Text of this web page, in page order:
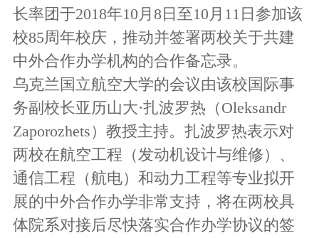
长率团于2018年10 月 8 日至10 月 11 日参加该
校85周年校庆，推动并签署两校关于共建
中外合作办学机构的合作备忘录。
乌克兰国立航空大学的会议由该校国际事
务副校长亚历山大·扎波罗热（Oleksandr
Zaporozhets）教授主持。扎波罗热表示对
两校在航空工程（发动机设计与维修）、
通信工程（航电）和动力工程等专业拟开
展的中外合作办学非常支持，将在两校具
体院系对接后尽快落实合作办学协议的签